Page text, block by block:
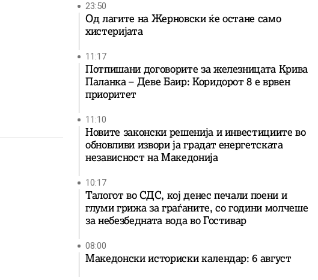
23:50
Од лагите на Жерновски ќе остане само
хистеријата
11:17
Потпишани договорите за железницата Крива
Паланка – Деве Баир: Коридорот 8 е врвен
приоритет
11:10
Новите законски решенија и инвестициите во
обновливи извори ја градат енергетската
независност на Македонија
10:17
Талогот во СДС, кој денес печали поени и
глуми грижа за граѓаните, со години молчеше
за небезбедната вода во Гостивар
08:00
Македонски историски календар: 6 август